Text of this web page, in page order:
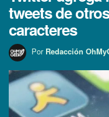
tweets de
caracteres
Por Redacción